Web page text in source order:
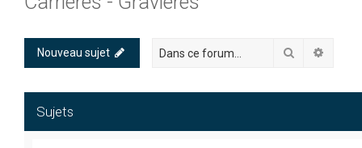
Nouveau sujet Rechercher
Sujets